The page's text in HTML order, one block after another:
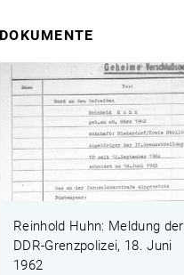
DOKUMENTE
Reinhold Huhn: Meldung der
DDR-Grenzpolizei, 18. Juni
1962